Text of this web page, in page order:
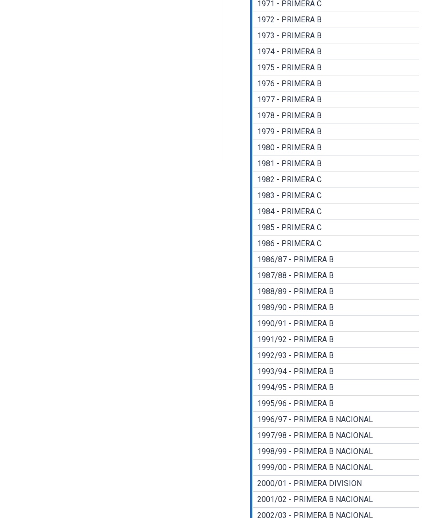
1971 - PRIMERA C
1972 - PRIMERA B
1973 - PRIMERA B
1974 - PRIMERA B
1975 - PRIMERA B
1976 - PRIMERA B
1977 - PRIMERA B
1978 - PRIMERA B
1979 - PRIMERA B
1980 - PRIMERA B
1981 - PRIMERA B
1982 - PRIMERA C
1983 - PRIMERA C
1984 - PRIMERA C
1985 - PRIMERA C
1986 - PRIMERA C
1986/87 - PRIMERA B
1987/88 - PRIMERA B
1988/89 - PRIMERA B
1989/90 - PRIMERA B
1990/91 - PRIMERA B
1991/92 - PRIMERA B
1992/93 - PRIMERA B
1993/94 - PRIMERA B
1994/95 - PRIMERA B
1995/96 - PRIMERA B
1996/97 - PRIMERA B NACIONAL
1997/98 - PRIMERA B NACIONAL
1998/99 - PRIMERA B NACIONAL
1999/00 - PRIMERA B NACIONAL
2000/01 - PRIMERA DIVISION
2001/02 - PRIMERA B NACIONAL
2002/03 - PRIMERA B NACIONAL